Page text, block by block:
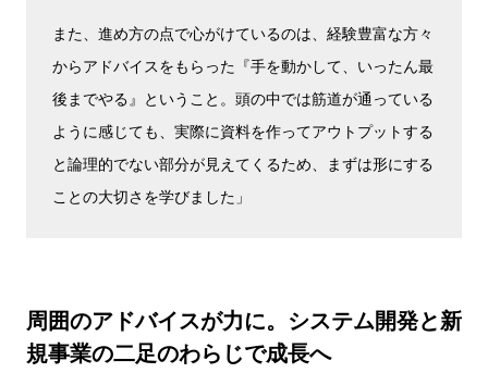
また、進め方の点で心がけているのは、経験豊富な方々
からアドバイスをもらった『手を動かして、いったん最
後までやる』ということ。頭の中では筋道が通っている
ように感じても、実際に資料を作ってアウトプットする
と論理的でない部分が見えてくるため、まずは形にする
ことの大切さを学びました」
周囲のアドバイスが力に。システム開発と新
規事業の二足のわらじで成長へ